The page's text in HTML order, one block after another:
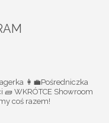
👩‍💼Pośredniczka
🧱 WKRÓTCE Showroom
coś razem!